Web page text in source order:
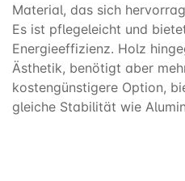
Material, das sich
Es ist pflegeleicht und
Energieeffizienz. Holz
Ästhetik, benötigt aber
kostengünstigere Option,
gleiche Stabilität wie